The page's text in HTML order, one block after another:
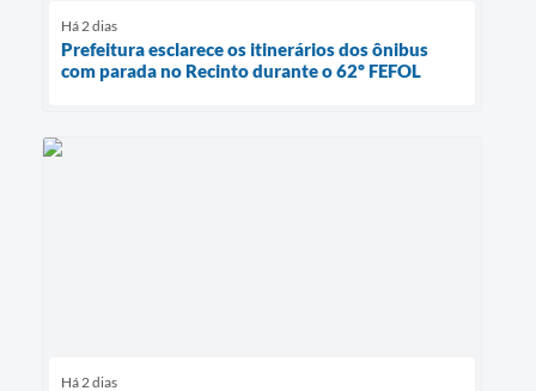
Há 2 dias
Prefeitura esclarece os itinerários dos ônibus
com parada no Recinto durante o 62º FEFOL
Há 2 dias